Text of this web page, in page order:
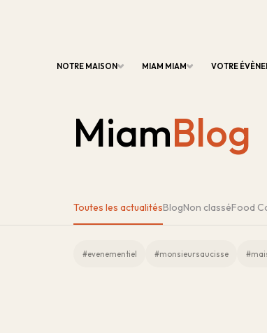
NOTRE MAISON MIAM MIAM VOTRE
MiamBlog
Toutes les actualitésBlogNon classéFood
#evenementiel #monsieursaucisse